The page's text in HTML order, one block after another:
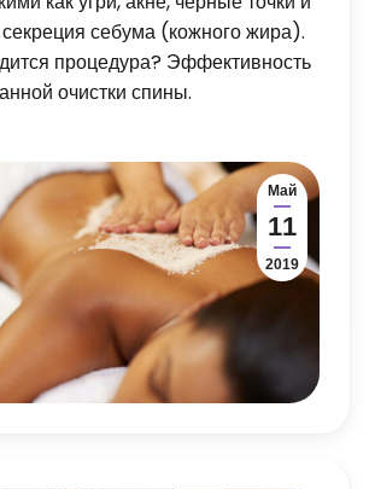
себума (кожного жира).
процедура? Эффективность
очистки спины.
Май
11
2019